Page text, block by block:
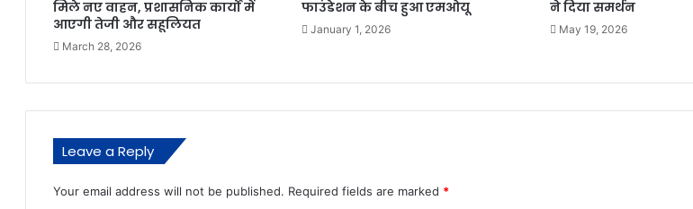
मिले नए वाहन, प्रशासनिक कार्यों में
आएगी तेजी और सहूलियत
March 28, 2026
फाउंडेशन के बीच हुआ एमओयू
January 1, 2026
ने दिया समर्थन
May 19, 2026
Leave a Reply
Your email address will not be published. Required fields are marked *